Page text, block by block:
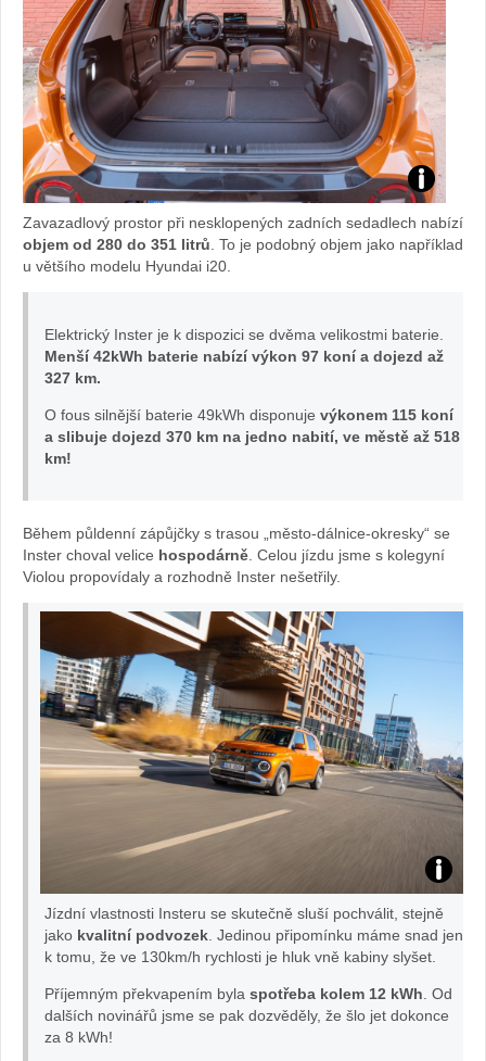
v
autě.cz
Inster:
foto
Zavazadlový prostor při nesklopených zadních sedadlech nabízí
objem od 280 do 351 litrů. To je podobný objem jako například
u většího modelu Hyundai i20.
Elektrický Inster je k dispozici se dvěma velikostmi baterie.
Menší 42kWh baterie nabízí výkon 97 koní a dojezd až
327 km.
O fous silnější baterie 49kWh disponuje výkonem 115 koní
a slibuje dojezd 370 km na jedno nabití, ve městě až 518
km!
Během půldenní zápůjčky s trasou „město-dálnice-okresky“ se
Inster choval velice hospodárně. Celou jízdu jsme s kolegyní
Violou propovídaly a rozhodně Inster nešetřily.
Inster:
foto
Jízdní vlastnosti Insteru se skutečně sluší pochválit, stejně
jako kvalitní podvozek. Jedinou připomínku máme snad jen
k tomu, že ve 130km/h rychlosti je hluk vně kabiny slyšet.
Příjemným překvapením byla spotřeba kolem 12 kWh. Od
dalších novinářů jsme se pak dozvěděly, že šlo jet dokonce
za 8 kWh!